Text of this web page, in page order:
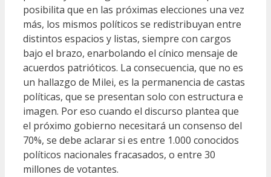
posibilita que en las próximas elecciones una vez
más, los mismos políticos se redistribuyan entre
distintos espacios y listas, siempre con cargos
bajo el brazo, enarbolando el cínico mensaje de
acuerdos patrióticos. La consecuencia, que no es
un hallazgo de Milei, es la permanencia de castas
políticas, que se presentan solo con estructura e
imagen. Por eso cuando el discurso plantea que
el próximo gobierno necesitará un consenso del
70%, se debe aclarar si es entre 1.000 conocidos
políticos nacionales fracasados, o entre 30
millones de votantes.